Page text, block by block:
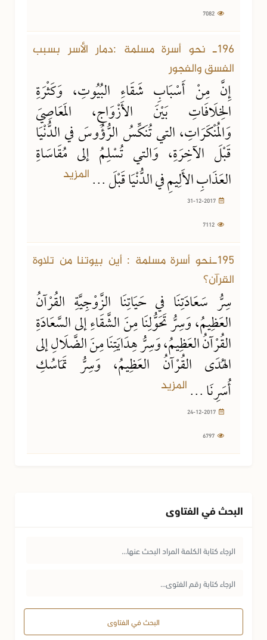
196ـ نحو أسرة مسلمة :دمار الأسر بسبب
الفسق والفجور
إِنَّ مِنْ أَسْبَابِ شَقَاءِ البُيُوتِ، وَكَثْرَةِ
الخِلَافَاتِ بَيْنَ الأَزْوَاجِ، المَعَاصِيَ
وَالمُنْكَرَاتِ، التي تُنَكِّسُ الرُّؤُوسَ في الدُّنْيَا
قَبْلَ الآخِرَةِ، وَالتي تُسْلِمُ إلى مُقَاسَاةِ
العَذَابِ الأَلِيمِ في الدُّنْيَا قَبْلَ ... المزيد
195ـنحو أسرة مسلمة : أين بيوتنا من تلاوة
القرآن؟
سِرُّ سَعَادَتِنَا في حَيَاتِنَا الزَّوْجِيَّةِ القُرْآنُ
العَظِيمُ، وَسِرُّ تَحَوُّلِنَا مِنَ الشَّقَاءِ إلى السَّعَادَةِ
القُرْآنُ العَظِيمُ، وَسِرُّ هِدَايَتِنَا مِنَ الضَّلَالِ إلى
الهُدَى القُرْآنُ العَظِيمُ، وَسِرُّ تَمَاسُكِ
أُسَرِنَا ... المزيد
البحث في الفتاوى
البحث في الفتاوى